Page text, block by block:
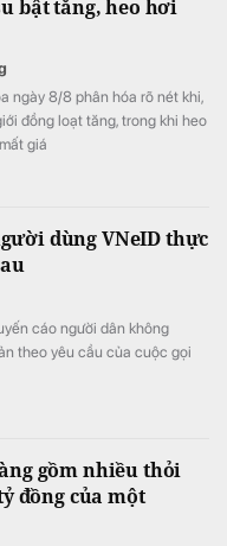
bật tăng, heo hơi
ngày 8/8 phân hóa rõ nét khi,
đồng loạt tăng, trong khi heo
giá
dùng VNeID thực
cáo người dân không
theo yêu cầu của cuộc gọi
gồm nhiều thỏi
đồng của một